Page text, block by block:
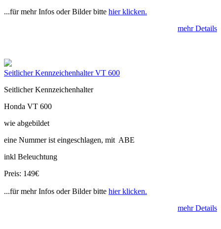
...für mehr Infos oder Bilder bitte hier klicken.
mehr Details
Seitlicher Kennzeichenhalter VT 600
Seitlicher Kennzeichenhalter
Honda VT 600
wie abgebildet
eine Nummer ist eingeschlagen, mit ABE
inkl Beleuchtung
Preis: 149€
...für mehr Infos oder Bilder bitte hier klicken.
mehr Details